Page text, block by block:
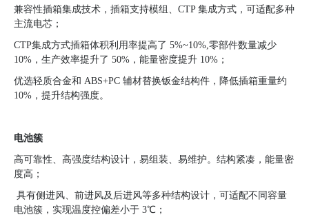
兼容性插箱集成技术，插箱支持模组、CTP 集成方式，可适配多种
主流电芯；
CTP集成方式插箱体积利用率提高了 5%~10%,零部件数量减少
10%，生产效率提升了 50%，能量密度提升 10%；
优选轻质合金和 ABS+PC 辅材替换钣金结构件，降低插箱重量约
10%，提升结构强度。
电池簇
高可靠性、高强度结构设计，易组装、易维护。结构紧凑，能量密
度高；
具有侧进风、前进风及后进风等多种结构设计，可适配不同容量
电池簇，实现温度控偏差小于 3℃；